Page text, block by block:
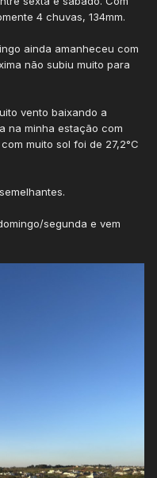
4 chuvas, 134mm.
ainda amanheceu com
não subiu muito para
vento baixando a
na minha estação com
muito sol foi de 27,2°C
segunda e vem